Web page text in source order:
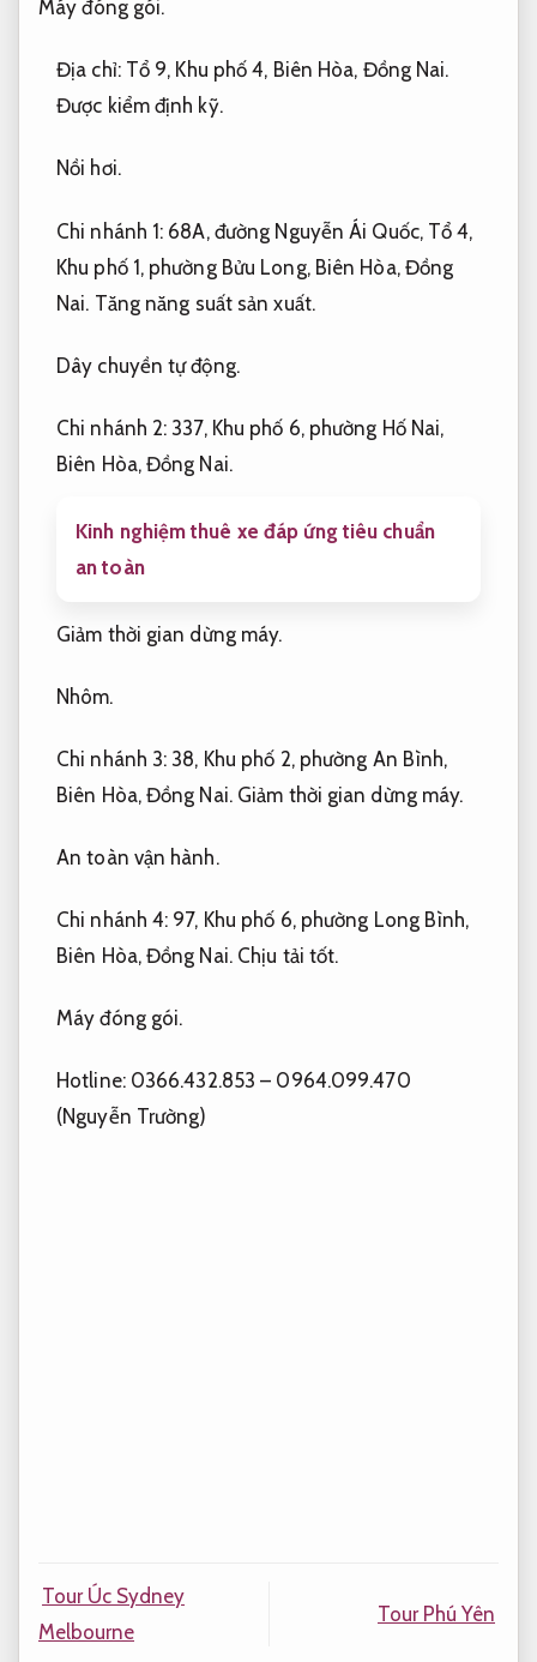
Máy đóng gói.
Địa chỉ: Tổ 9, Khu phố 4, Biên Hòa, Đồng Nai.
Được kiểm định kỹ.
Nồi hơi.
Chi nhánh 1: 68A, đường Nguyễn Ái Quốc, Tổ 4,
Khu phố 1, phường Bửu Long, Biên Hòa, Đồng
Nai. Tăng năng suất sản xuất.
Dây chuyền tự động.
Chi nhánh 2: 337, Khu phố 6, phường Hố Nai,
Biên Hòa, Đồng Nai.
Kinh nghiệm thuê xe đáp ứng tiêu chuẩn
an toàn
Giảm thời gian dừng máy.
Nhôm.
Chi nhánh 3: 38, Khu phố 2, phường An Bình,
Biên Hòa, Đồng Nai. Giảm thời gian dừng máy.
An toàn vận hành.
Chi nhánh 4: 97, Khu phố 6, phường Long Bình,
Biên Hòa, Đồng Nai. Chịu tải tốt.
Máy đóng gói.
Hotline: 0366.432.853 – 0964.099.470
(Nguyễn Trường)
Tour Úc Sydney
Melbourne
Tour Phú Yên